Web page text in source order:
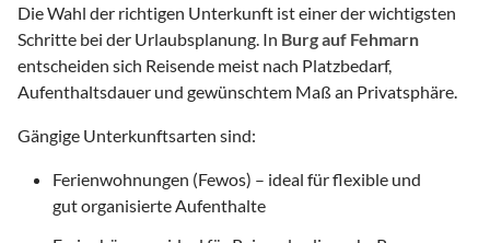
Die Wahl der richtigen Unterkunft ist einer der wichtigsten
Schritte bei der Urlaubsplanung. In Burg auf Fehmarn
entscheiden sich Reisende meist nach Platzbedarf,
Aufenthaltsdauer und gewünschtem Maß an Privatsphäre.
Gängige Unterkunftsarten sind:
Ferienwohnungen (Fewos) – ideal für flexible und
gut organisierte Aufenthalte